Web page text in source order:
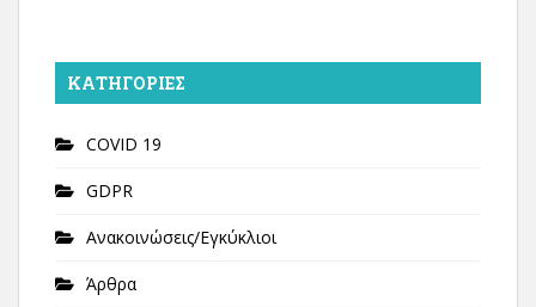
KΑΤΗΓΟΡΊΕΣ
COVID 19
GDPR
Ανακοινώσεις/Εγκύκλιοι
Άρθρα